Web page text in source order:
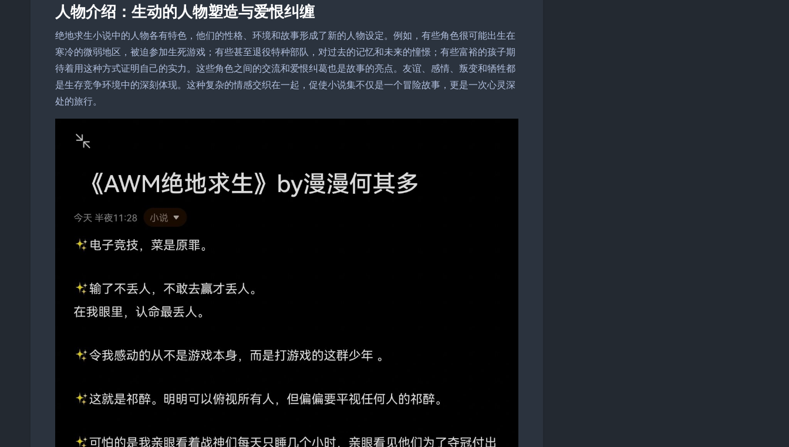
人物介绍：生动的人物塑造与爱恨纠缠
绝地求生小说中的人物各有特色，他们的性格、环境和故事形成了新的人物设定。例如，有些角色很可能出生在
寒冷的微弱地区，被迫参加生死游戏；有些甚至退役特种部队，对过去的记忆和未来的憧憬；有些富裕的孩子期
待着用这种方式证明自己的实力。这些角色之间的交流和爱恨纠葛也是故事的亮点。友谊、感情、叛变和牺牲都
是生存竞争环境中的深刻体现。这种复杂的情感交织在一起，促使小说集不仅是一个冒险故事，更是一次心灵深
处的旅行。